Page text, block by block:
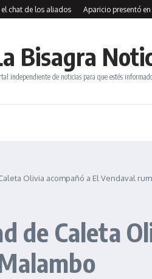
los aliados Aparicio presentó en Río
Bisagra
independiente de noticias para que estés
Olivia acompañó a El Vendaval
de Caleta